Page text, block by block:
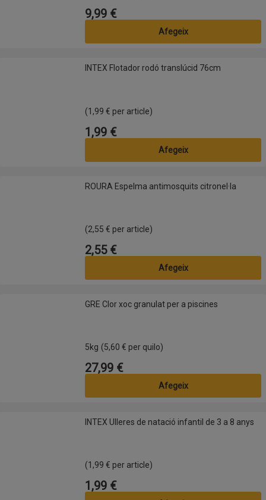
Preu
9,99 €
Afegeix
INTEX Flotador rodó translúcid 76cmINTEX Flotador rodó translúcid 76cm
(1,99 € per article)
Preu
1,99 €
Afegeix
ROURA Espelma antimosquits citronel·laROURA Espelma antimosquits citronel·la
(2,55 € per article)
Preu
2,55 €
Afegeix
GRE Clor xoc granulat per a piscinesGRE Clor xoc granulat per a piscines
5kg (5,60 € per quilo)
Preu
27,99 €
Afegeix
INTEX Ulleres de natació infantil de 3 a 8 anysINTEX Ulleres de natació infantil de 3 a 8 anys
(1,99 € per article)
Preu
1,99 €